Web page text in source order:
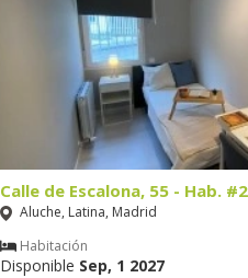
Calle de Escalona, 55 - Hab.
Aluche, Latina, Madrid
Habitación
Disponible Sep, 1 2027